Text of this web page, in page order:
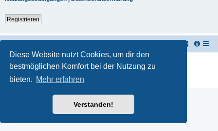
Diese Website nutzt Cookies, um dir den
bestmöglichen Komfort bei der Nutzung zu
bieten. Mehr erfahren
Verstanden!
Registrieren
Deutsche Übersetzung durchphpBB.de
Datenschutz